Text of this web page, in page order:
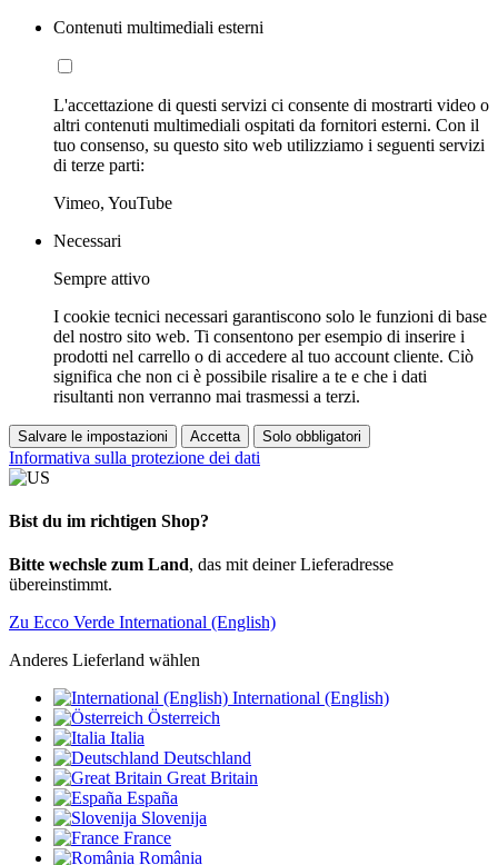
Contenuti multimediali esterni
L'accettazione di questi servizi ci consente di mostrarti video o
altri contenuti multimediali ospitati da fornitori esterni. Con il
tuo consenso, su questo sito web utilizziamo i seguenti servizi
di terze parti:
Vimeo, YouTube
Necessari
Sempre attivo
I cookie tecnici necessari garantiscono solo le funzioni di base
del nostro sito web. Ti consentono per esempio di inserire i
prodotti nel carrello o di accedere al tuo account cliente. Ciò
significa che non ci è possibile risalire a te e che i dati
risultanti non verranno mai trasmessi a terzi.
Salvare le impostazioni Accetta Solo obbligatori
Informativa sulla protezione dei dati
Bist du im richtigen Shop?
Bitte wechsle zum Land, das mit deiner Lieferadresse
übereinstimmt.
Zu Ecco Verde International (English)
Anderes Lieferland wählen
International (English)
Österreich
Italia
Deutschland
Great Britain
España
Slovenija
France
România